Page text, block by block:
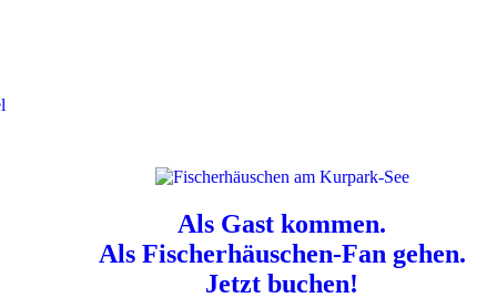
Als Gast kommen.
Als Fischerhäuschen-Fan gehen.
Jetzt buchen!